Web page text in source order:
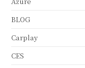
BLOG
Carplay
CES